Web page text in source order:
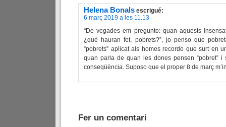
Helena Bonals escrigué:
6 març 2019 a les 11.13
“De vegades em pregunto: quan aquests
¿què hauran fet, pobrets?”, jo penso que
“pobrets” aplicat als homes recordo que surt en
quan parla de quan les dones pensen “pobret” i
conseqüència. Suposo que el proper 8 de març
Fer un comentari